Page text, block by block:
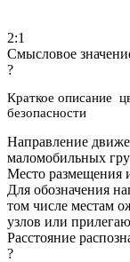
2:1
Смысловое
?
Краткое описание
безопасности
Направление
маломобильных
Место размещения
Для обозначения
том числе местам
узлов или
Расстояние
?